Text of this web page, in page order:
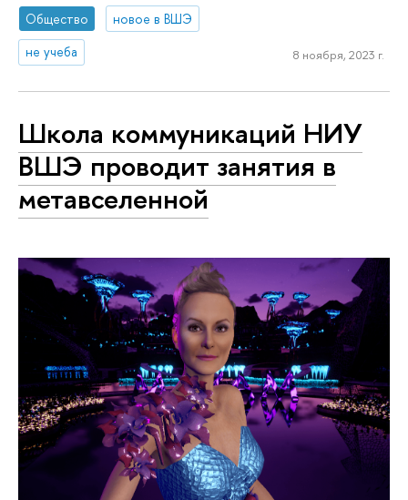
Общество
новое в ВШЭ
не учеба
8 ноября, 2023 г.
Школа коммуникаций НИУ
ВШЭ проводит занятия в
метавселенной